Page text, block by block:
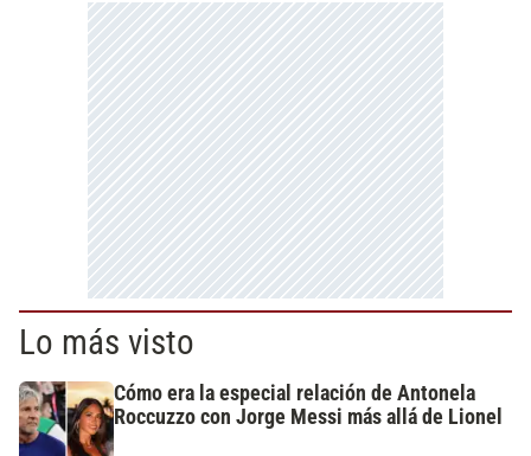
Lo más visto
Cómo era la especial relación de Antonela
Roccuzzo con Jorge Messi más allá de Lionel